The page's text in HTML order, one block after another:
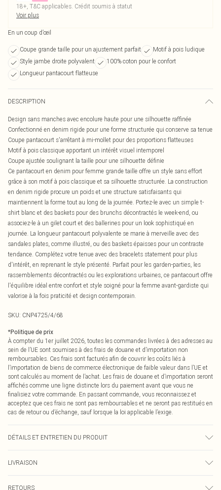
18+, T&C applicables. Crédit soumis à statut
Voir plus
En un coup d’œil
Coupe grande taille pour un ajustement parfait
Motif à pois ludique
Style jambe droite polyvalent
100% coton pour le confort
Longueur pantacourt flatteuse
DESCRIPTION
Design sans manches avec encolure haute pour une silhouette raffinée
Confectionné en denim rigide pour une forme structurée qui conserve sa tenue
Coupe pantacourt s'arrêtant à mi-mollet pour des proportions flatteuses
Motif à pois classique apportant un intérêt visuel intemporel
Coupe ajustée soulignant la taille pour une silhouette définie
Ce pantacourt en denim pour femme grande taille offre un style sans effort
grâce à son motif à pois classique et sa silhouette structurée. La construction
en denim rigide procure un poids et une structure satisfaisants qui
maintiennent la forme tout au long de la journée. Portez-le avec un simple t-
shirt blanc et des baskets pour des brunchs décontractés le week-end, ou
associez-le à un gilet court et des ballerines pour un look sophistiqué en
journée. La longueur pantacourt polyvalente se marie à merveille avec des
sandales plates, comme illustré, ou des baskets épaisses pour un contraste
tendance. Complétez votre tenue avec des bracelets statement pour plus
d'intérêt, en reprenant le style présenté. Parfait pour les garden-parties, les
rassemblements décontractés ou les explorations urbaines, ce pantacourt offre
l'équilibre idéal entre confort et style soigné pour la femme avant-gardiste qui
valorise à la fois praticité et design contemporain.
SKU: CNP4725/4/68
*Politique de prix
À compter du 1er juillet 2026, toutes les commandes livrées à des adresses au
sein de l’UE sont soumises à des frais de douane et d’importation non
remboursables. Ces frais sont facturés afin de couvrir les coûts liés à
l’importation de biens de commerce électronique de faible valeur dans l’UE et
sont calculés au moment de l’achat. Les frais de douane et d’importation seront
affichés comme une ligne distincte lors du paiement avant que vous ne
finalisiez votre commande. En passant commande, vous reconnaissez et
acceptez que ces frais ne sont pas remboursables et ne seront pas restitués en
cas de retour ou d’échange, sauf lorsque la loi applicable l’exige.
DÉTAILS ET ENTRETIEN DU PRODUIT
LIVRAISON
RETOURS